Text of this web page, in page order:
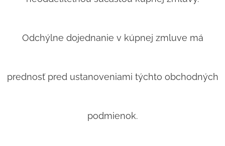
Odchýlne dojednanie v kúpnej zmluve má
prednosť pred ustanoveniami týchto obchodných
podmienok.